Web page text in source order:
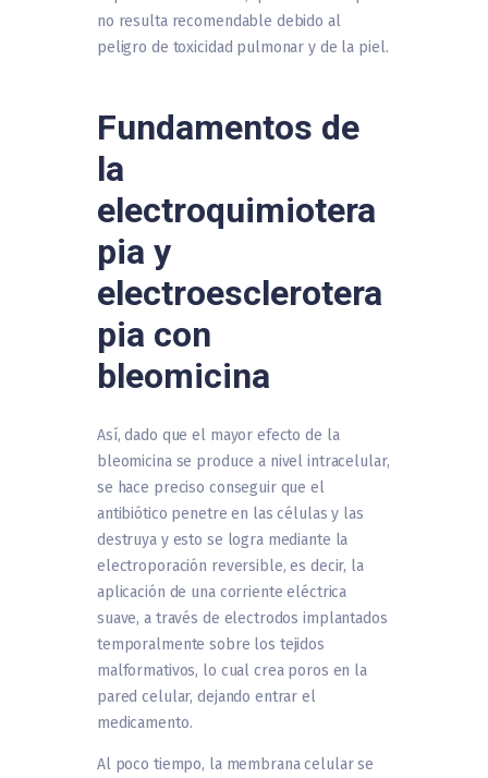
no resulta recomendable debido al
peligro de toxicidad pulmonar y de la piel.
Fundamentos de
la
electroquimiotera
pia y
electroesclerotera
pia con
bleomicina
Así, dado que el mayor efecto de la
bleomicina se produce a nivel intracelular,
se hace preciso conseguir que el
antibiótico penetre en las células y las
destruya y esto se logra mediante la
electroporación reversible, es decir, la
aplicación de una corriente eléctrica
suave, a través de electrodos implantados
temporalmente sobre los tejidos
malformativos, lo cual crea poros en la
pared celular, dejando entrar el
medicamento.
Al poco tiempo, la membrana celular se